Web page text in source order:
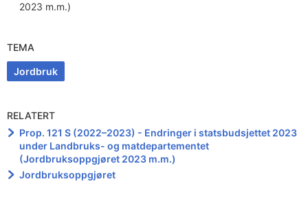
2023 m.m.)
TEMA
Jordbruk
RELATERT
Prop. 121 S (2022–2023) - Endringer i statsbudsjettet 2023
under Landbruks- og matdepartementet
(Jordbruksoppgjøret 2023 m.m.)
Jordbruksoppgjøret